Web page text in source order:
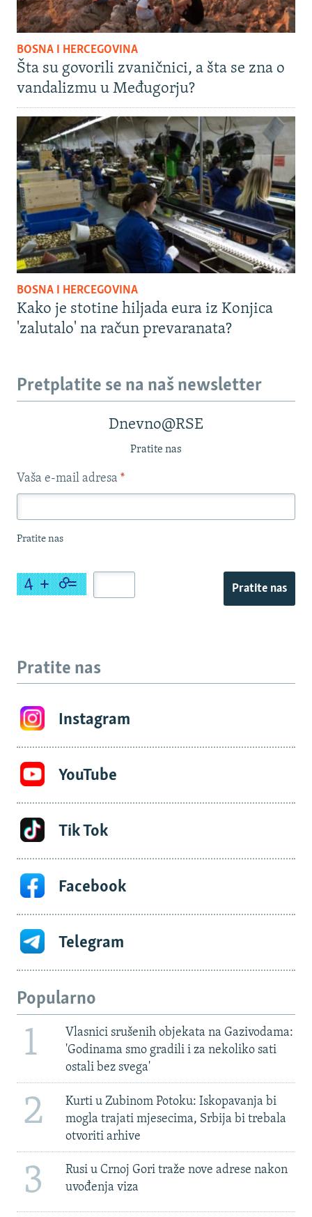
BOSNA I HERCEGOVINA
Šta su govorili zvaničnici, a šta se zna o
vandalizmu u Međugorju?
BOSNA I HERCEGOVINA
Kako je stotine hiljada eura iz Konjica
'zalutalo' na račun prevaranata?
Pretplatite se na naš newsletter
Dnevno@RSE
Pratite nas
Vaša e-mail adresa *
Pratite nas
Pratite nas
Pratite nas
Instagram
YouTube
Tik Tok
Facebook
Telegram
Popularno
1
Vlasnici srušenih objekata na Gazivodama:
'Godinama smo gradili i za nekoliko sati
ostali bez svega'
2
Kurti u Zubinom Potoku: Iskopavanja bi
mogla trajati mjesecima, Srbija bi trebala
otvoriti arhive
3
Rusi u Crnoj Gori traže nove adrese nakon
uvođenja viza